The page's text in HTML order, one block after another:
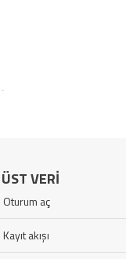
ÜST VERI
Oturum aç
Kayıt akışı